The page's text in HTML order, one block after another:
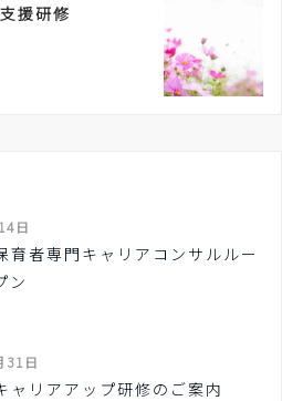
援研修
日
育者専門キャリアコンサルルー
ン
31日
ャリアアップ研修のご案内